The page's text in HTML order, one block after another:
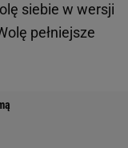
siebie w wersji
pełniejsze